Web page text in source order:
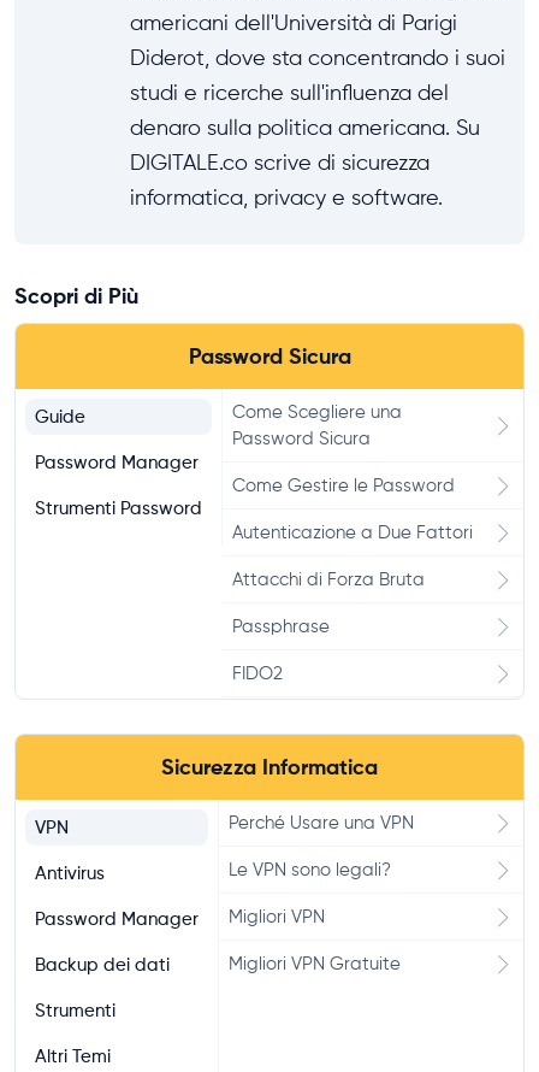
americani dell'Università di Parigi
Diderot, dove sta concentrando i suoi
studi e ricerche sull'influenza del
denaro sulla politica americana. Su
DIGITALE.co scrive di sicurezza
informatica, privacy e software.
Scopri di Più
Password Sicura
Guide
Password Manager
Strumenti Password
Come Scegliere una
Password Sicura
Come Gestire le Password
Autenticazione a Due Fattori
Attacchi di Forza Bruta
Passphrase
FIDO2
Password Più Comuni
Sicurezza Informatica
VPN
Antivirus
Password Manager
Backup dei dati
Strumenti
Altri Temi
Perché Usare una VPN
Le VPN sono legali?
Migliori VPN
Migliori VPN Gratuite